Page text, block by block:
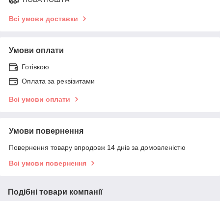
Всі умови доставки
Умови оплати
Готівкою
Оплата за реквізитами
Всі умови оплати
Умови повернення
Повернення товару впродовж 14 днів за домовленістю
Всі умови повернення
Подібні товари компанії